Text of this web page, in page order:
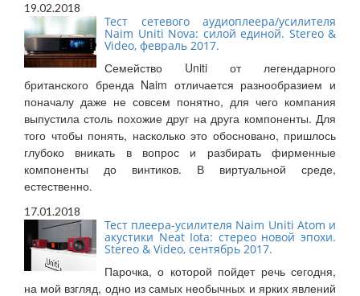
19.02.2018
Тест сетевого аудиоплеера/усилителя
Naim Uniti Nova: силой единой. Stereo &
Video, февраль 2017.
Семейство Uniti от легендарного
британского бренда Naim отличается разнообразием и
поначалу даже не совсем понятно, для чего компания
выпустила столь похожие друг на друга компоненты. Для
того чтобы понять, насколько это обосновано, пришлось
глубоко вникать в вопрос и разбирать фирменные
компоненты до винтиков. В виртуальной среде,
естественно.
17.01.2018
Тест плеера-усилителя Naim Uniti Atom и
акустики Neat Iota: стерео новой эпохи.
Stereo & Video, сентябрь 2017.
Парочка, о которой пойдет речь сегодня,
на мой взгляд, одно из самых необычных и ярких явлений